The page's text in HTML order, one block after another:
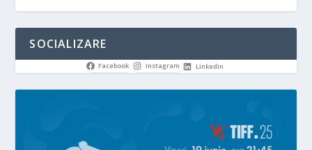
SOCIALIZARE
Facebook Instagram LinkedIn